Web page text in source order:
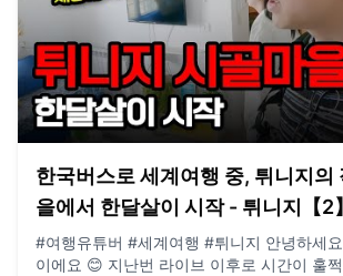
한국버스로 세계여행 중, 튀니지의
을에서 한달살이 시작 - 튀니지【2】
#여행유튜버 #세계여행 #튀니지 안녕하세요, 여러분! 오랜만
이에요 😊 지난번 라이브 이후로 시간이 훌쩍 지나버렸네요!